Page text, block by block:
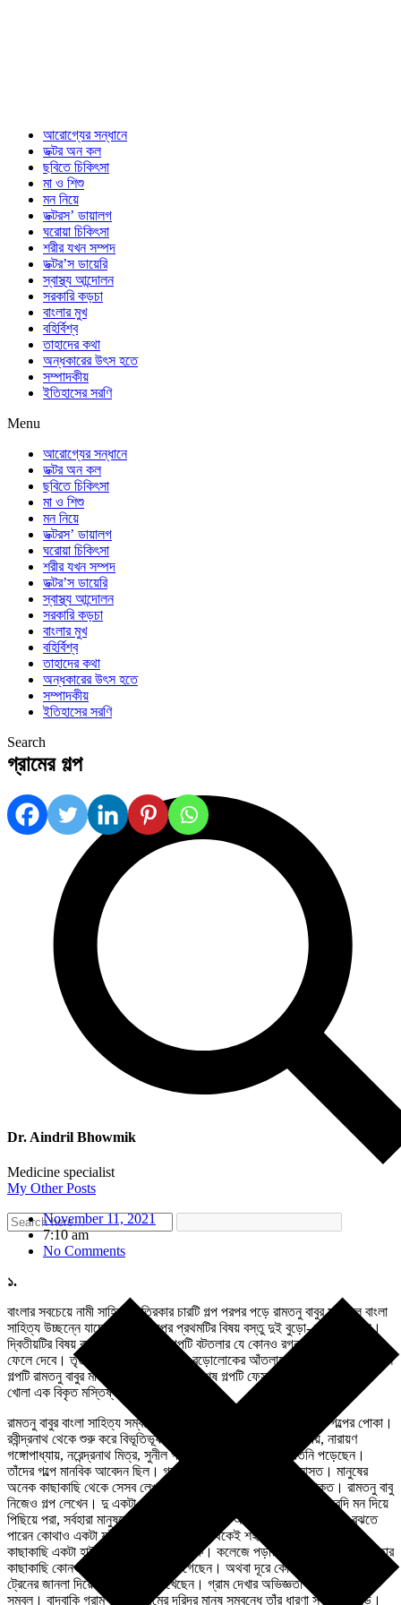
আরোগ্যের সন্ধানে
ডক্টর অন কল
ছবিতে চিকিৎসা
মা ও শিশু
মন নিয়ে
ডক্টরস’ ডায়ালগ
ঘরোয়া চিকিৎসা
শরীর যখন সম্পদ
ডক্টর’স ডায়েরি
স্বাস্থ্য আন্দোলন
সরকারি কড়চা
বাংলার মুখ
বহির্বিশ্ব
তাহাদের কথা
অন্ধকারের উৎস হতে
সম্পাদকীয়
ইতিহাসের সরণি
Menu
আরোগ্যের সন্ধানে
ডক্টর অন কল
ছবিতে চিকিৎসা
মা ও শিশু
মন নিয়ে
ডক্টরস’ ডায়ালগ
ঘরোয়া চিকিৎসা
শরীর যখন সম্পদ
ডক্টর’স ডায়েরি
স্বাস্থ্য আন্দোলন
সরকারি কড়চা
বাংলার মুখ
বহির্বিশ্ব
তাহাদের কথা
অন্ধকারের উৎস হতে
সম্পাদকীয়
ইতিহাসের সরণি
Search
গ্রামের গল্প
Dr. Aindril Bhowmik
Medicine specialist
My Other Posts
November 11, 2021
7:10 am
No Comments
১.
বাংলার সবচেয়ে নামী সাহিত্য পত্রিকার চারটি গল্প পরপর পড়ে রামতনু বাবুর মনে হল বাংলা
সাহিত্য উচ্ছন্নে যাচ্ছে। চারটি গল্পের প্রথমটির বিষয় বস্তু দুই বুড়ো- বুড়ির পরকীয়া।
দ্বিতীয়টির বিষয় বস্তু সমকাম। সেই গল্পটি বটতলার যে কোনও রগরগে গল্পকে পেছনে
ফেলে দেবে। তৃতীয় গল্পটি এক আধপাগলা বড়োলোকের আঁতলামো পরিপূর্ণ আত্মচরিত। সে
গল্পটি রামতনু বাবুর মাথার উপর দিয়ে গেছে। শেষ গল্পটি ফেসবুকের মিথ্যে প্রোফাইল
খোলা এক বিকৃত মস্তিষ্ক ব্যক্তিকে নিয়ে।
রামতনু বাবুর বাংলা সাহিত্য সম্বন্ধে অগাধ জ্ঞান। বিশেষ করে তিনি ছোটো গল্পের পোকা।
রবীন্দ্রনাথ থেকে শুরু করে বিভূতিভূষণ বন্দ্যোপাধ্যায়, মানিক বন্দ্যোপাধ্যায়, নারায়ণ
গঙ্গোপাধ্যায়, নরেন্দ্রনাথ মিত্র, সুনীল গঙ্গোপাধ্যায় সকলের লেখাই তিনি পড়েছেন।
তাঁদের গল্পে মানবিক আবেদন ছিল। গ্রাম গঞ্জের বাস্তব চিত্র উঠে আসত। মানুষের
অনেক কাছাকাছি থেকে সেসব লেখায় সাধারণ মানুষের সুখ দুঃখের কথা থাকত। রামতনু বাবু
নিজেও গল্প লেখেন। দু একটা পত্র পত্রিকায় সেই গল্প ছাপাও হয়। তিনি দরদি মন দিয়ে
পিছিয়ে পরা, সর্বহারা মানুষদের কথা তাঁর লেখায় তুলে আনার চেষ্টা করেন। কিন্তু বুঝতে
পারেন কোথাও একটা ফাঁক থেকে যাচ্ছে। জন্ম থেকেই শহরের মানুষ তিনি। বাড়ির
কাছাকাছি একটা হাই স্কুলের ইংরাজির শিক্ষক। কলেজে পড়ার সময় দু- একবার কলকাতার
কাছাকাছি কোনও গ্রামে পিকনিক করতে গেছেন। অথবা দূরে কোথাও যাওয়ার সময়
ট্রেনের জানলা দিয়ে গ্রামের দৃশ্য দেখেছেন। গ্রাম দেখার অভিজ্ঞতা বলতে এটুকুই
সম্বল। বাদবাকি গ্রাম অথবা গ্রামের দরিদ্র মানুষ সম্বন্ধে তাঁর ধারণা সবই বই পড়ে।